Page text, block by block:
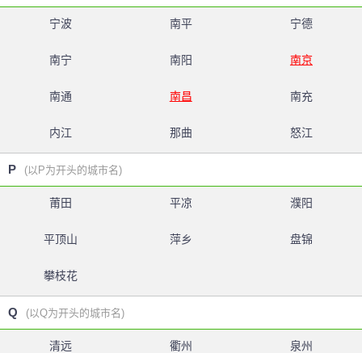
宁波 南平 宁德
南宁 南阳 南京
南通 南昌 南充
内江 那曲 怒江
P (以P为开头的城市名)
莆田 平凉 濮阳
平顶山 萍乡 盘锦
攀枝花
Q (以Q为开头的城市名)
清远 衢州 泉州